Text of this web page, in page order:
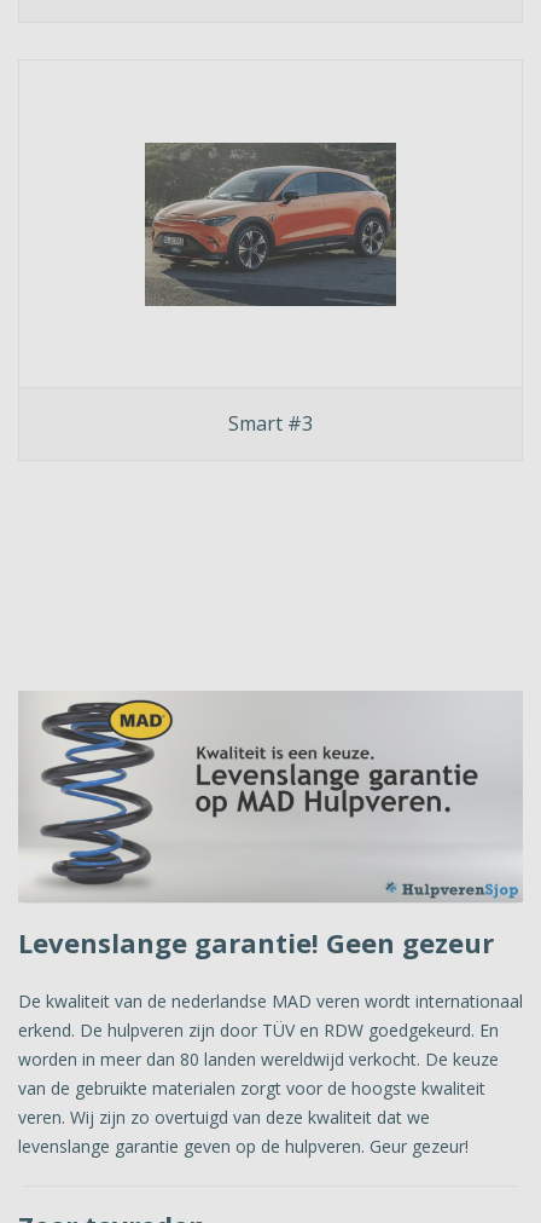
Smart #3
Levenslange garantie! Geen gezeur
De kwaliteit van de nederlandse MAD veren wordt internationaal
erkend. De hulpveren zijn door TÜV en RDW goedgekeurd. En
worden in meer dan 80 landen wereldwijd verkocht. De keuze
van de gebruikte materialen zorgt voor de hoogste kwaliteit
veren. Wij zijn zo overtuigd van deze kwaliteit dat we
levenslange garantie geven op de hulpveren. Geur gezeur!